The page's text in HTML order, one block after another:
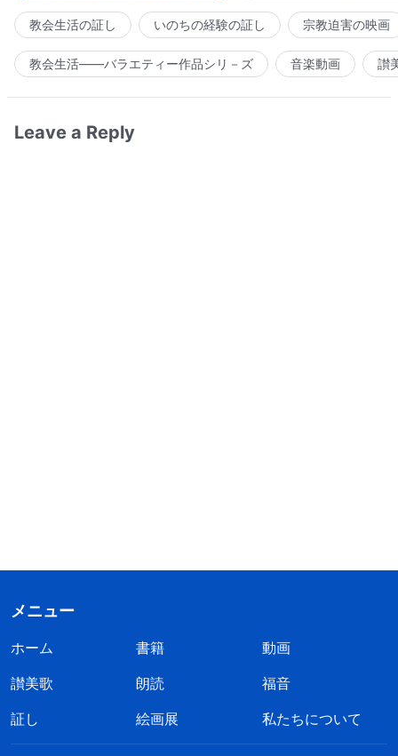
教会生活の証し いのちの経験の証し 宗教迫害の映画
教会生活――バラエティー作品シリ－ズ 音楽動画 讃
Leave a Reply
メニュー
ホーム 書籍
動画
讃美歌
朗読
福音
証し
絵画展 私たちについて